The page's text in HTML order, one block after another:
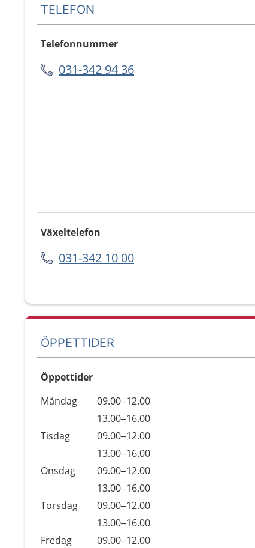
TELEFON
Telefonnummer
031-342 94 36
Växeltelefon
031-342 10 00
ÖPPETTIDER
Öppettider
Dag
Öppettider
Kommentarer
Måndag
09.00–12.00
13.00–16.00
Tisdag
09.00–12.00
13.00–16.00
Onsdag
09.00–12.00
13.00–16.00
Torsdag
09.00–12.00
13.00–16.00
Fredag
09.00–12.00